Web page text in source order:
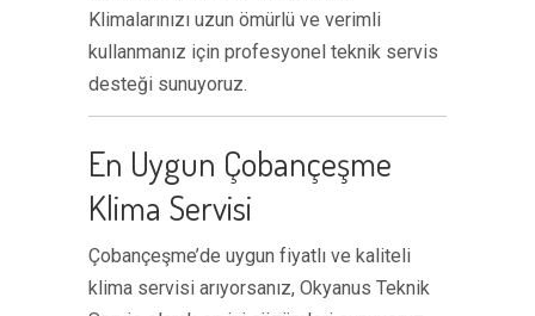
Klimalarınızı uzun ömürlü ve verimli
kullanmanız için profesyonel teknik servis
desteği sunuyoruz.
En Uygun Çobançeşme
Klima Servisi
Çobançeşme’de uygun fiyatlı ve kaliteli
klima servisi arıyorsanız, Okyanus Teknik